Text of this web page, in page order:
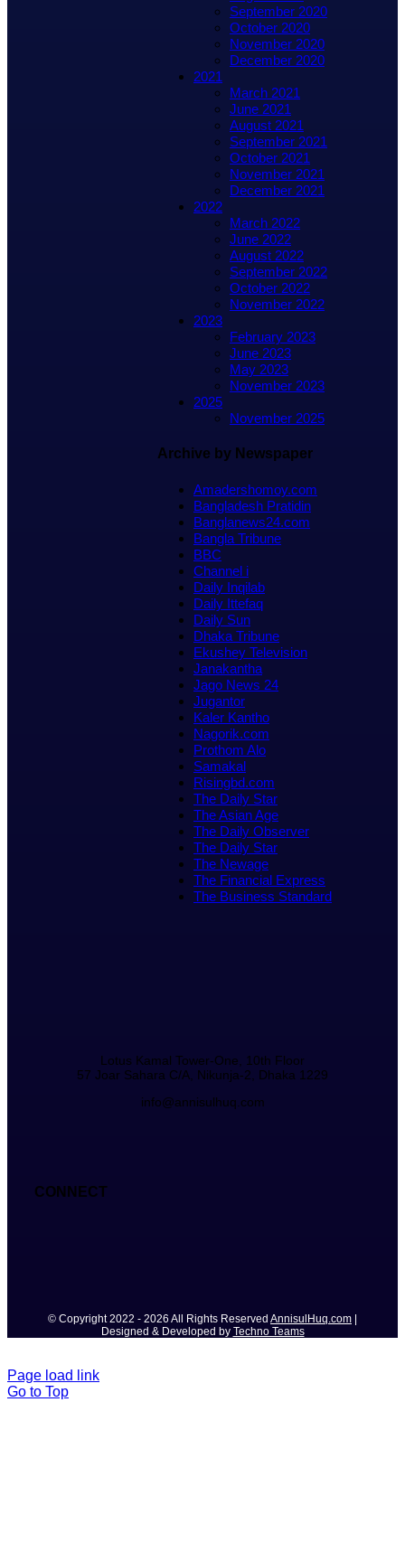
September 2020
October 2020
November 2020
December 2020
2021
March 2021
June 2021
August 2021
September 2021
October 2021
November 2021
December 2021
2022
March 2022
June 2022
August 2022
September 2022
October 2022
November 2022
2023
February 2023
June 2023
May 2023
November 2023
2025
November 2025
Archive by Newspaper
Amadershomoy.com
Bangladesh Pratidin
Banglanews24.com
Bangla Tribune
BBC
Channel i
Daily Inqilab
Daily Ittefaq
Daily Sun
Dhaka Tribune
Ekushey Television
Janakantha
Jago News 24
Jugantor
Kaler Kantho
Nagorik.com
Prothom Alo
Samakal
Risingbd.com
The Daily Star
The Asian Age
The Daily Observer
The Daily Star
The Newage
The Financial Express
The Business Standard
Lotus Kamal Tower-One, 10th Floor
57 Joar Sahara C/A, Nikunja-2, Dhaka 1229
info@annisulhuq.com
CONNECT
© Copyright 2022 - 2026 All Rights Reserved AnnisulHuq.com |
Designed & Developed by Techno Teams
Page load link
Go to Top